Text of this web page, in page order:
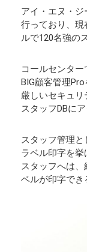
アイ・エヌ・
行っており、現
ルで120名強の
コールセンタ
BIG顧客管理
厳しいセキュ
スタッフDBに
スタッフ管理
ラベル印字を挙
スタッフへは
ベルが印字でき